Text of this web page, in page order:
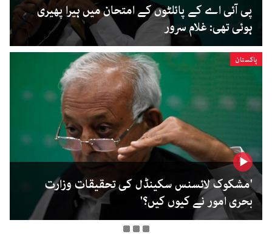
پی آئی اے کے پائلٹوں کے امتحان میں ہیرا پھیری
ہوئی تھی: غلام سرور
پاکستان
'مشکوک لائسنس سکینڈل کی تحقیقات وزارت
بحری امور نے کیوں کیں؟'